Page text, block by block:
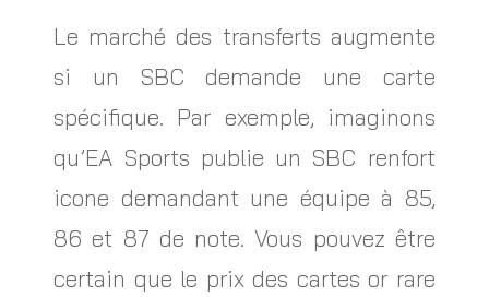
Le marché des transferts augmente
si un SBC demande une carte
spécifique. Par exemple, imaginons
qu’EA Sports publie un SBC renfort
icone demandant une équipe à 85,
86 et 87 de note. Vous pouvez être
certain que le prix des cartes or rare